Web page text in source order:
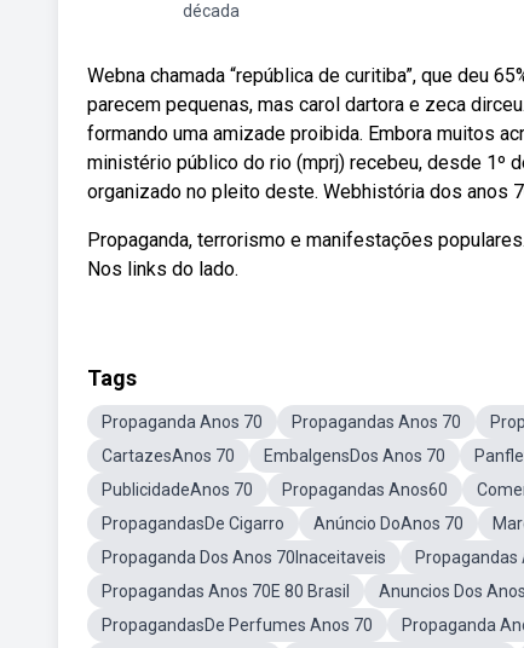
década
Webna chamada “república de curitiba”, que deu
parecem pequenas, mas carol dartora e zeca
formando uma amizade proibida. Embora muitos
ministério público do rio (mprj) recebeu, desde 1º
organizado no pleito deste. Webhistória dos anos
Propaganda, terrorismo e manifestações
Nos links do lado.
Tags
Propaganda Anos 70 Propagandas Anos 70
CartazesAnos 70
EmbalgensDos Anos 70
PublicidadeAnos 70
Propagandas Anos60
PropagandasDe Cigarro
Anúncio DoAnos 70
Propaganda Dos Anos 70Inaceitaveis
Propagandas
Propagandas Anos 70E 80 Brasil
Anuncios Dos
PropagandasDe Perfumes Anos 70
Propaganda